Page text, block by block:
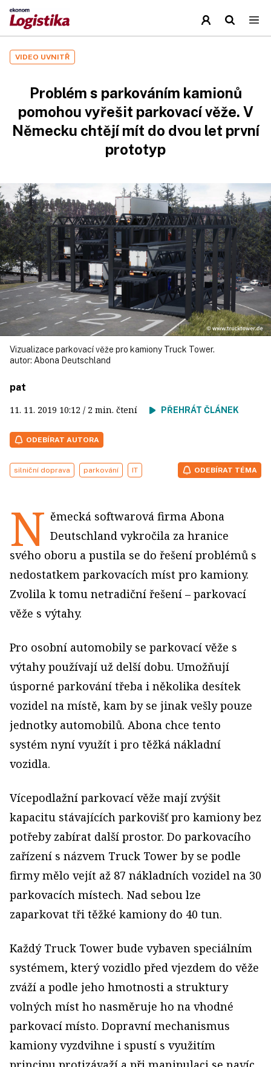
VIDEO UVNITŘ
Problém s parkováním kamionů
pomohou vyřešit parkovací věže. V
Německu chtějí mít do dvou let první
prototyp
Vizualizace parkovací věže pro kamiony Truck Tower.
autor: Abona Deutschland
pat
11. 11. 2019 10:12 / 2 min. čtení PŘEHRÁT ČLÁNEK
ODEBÍRAT AUTORA
silniční doprava parkování IT ODEBÍRAT TÉMA
N ěmecká softwarová firma Abona
Deutschland vykročila za hranice
svého oboru a pustila se do řešení problémů s
nedostatkem parkovacích míst pro kamiony.
Zvolila k tomu netradiční řešení – parkovací
věže s výtahy.
Pro osobní automobily se parkovací věže s
výtahy používají už delší dobu. Umožňují
úsporné parkování třeba i několika desítek
vozidel na místě, kam by se jinak vešly pouze
jednotky automobilů. Abona chce tento
systém nyní využít i pro těžká nákladní
vozidla.
Vícepodlažní parkovací věže mají zvýšit
kapacitu stávajících parkovišť pro kamiony bez
potřeby zabírat další prostor. Do parkovacího
zařízení s názvem Truck Tower by se podle
firmy mělo vejít až 87 nákladních vozidel na 30
parkovacích místech. Nad sebou lze
zaparkovat tři těžké kamiony do 40 tun.
Každý Truck Tower bude vybaven speciálním
systémem, který vozidlo před vjezdem do věže
zváží a podle jeho hmotnosti a struktury
volných míst ho nasměruje ho na vhodné
parkovací místo. Dopravní mechanismus
kamiony vyzdvihne i spustí s využitím